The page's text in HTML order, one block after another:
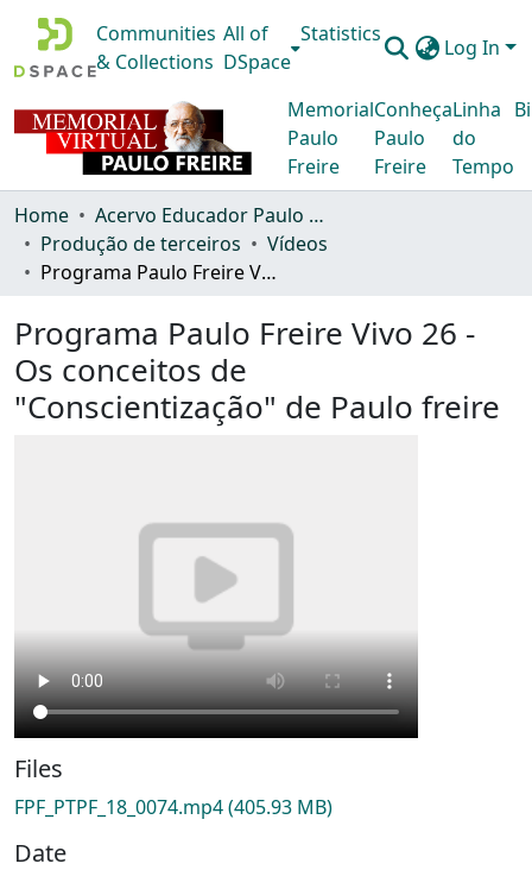
Communities
& Collections
All of
DSpace
Statistics
Log In
Memorial
Paulo
Freire
Conheça
Paulo
Freire
Linha
do
Tempo
Home
Acervo Educador Paulo Freire
Produção de terceiros
Vídeos
Programa Paulo Freire Vivo 26 - Os conceitos de "Conscientização" de Paulo freire
Programa Paulo Freire Vivo 26 -
Os conceitos de
"Conscientização" de Paulo freire
Files
FPF_PTPF_18_0074.mp4(405.93 MB)
Date